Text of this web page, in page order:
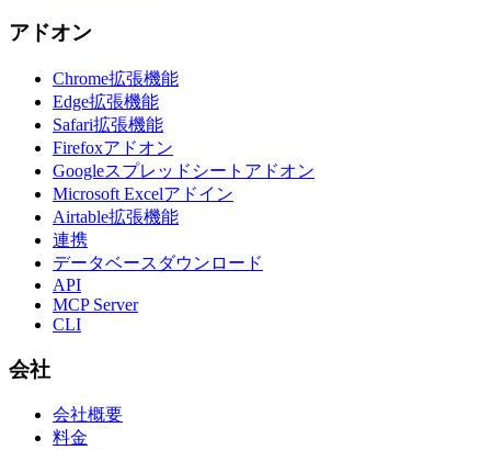
アドオン
Chrome拡張機能
Edge拡張機能
Safari拡張機能
Firefoxアドオン
Googleスプレッドシートアドオン
Microsoft Excelアドイン
Airtable拡張機能
連携
データベースダウンロード
API
MCP Server
CLI
会社
会社概要
料金